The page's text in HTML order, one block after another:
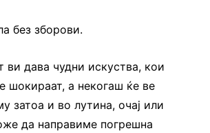
без зборови.
ви дава чудни искуства, кои
шокираат, а некогаш ќе ве
затоа и во лутина, очај или
да направиме погрешна